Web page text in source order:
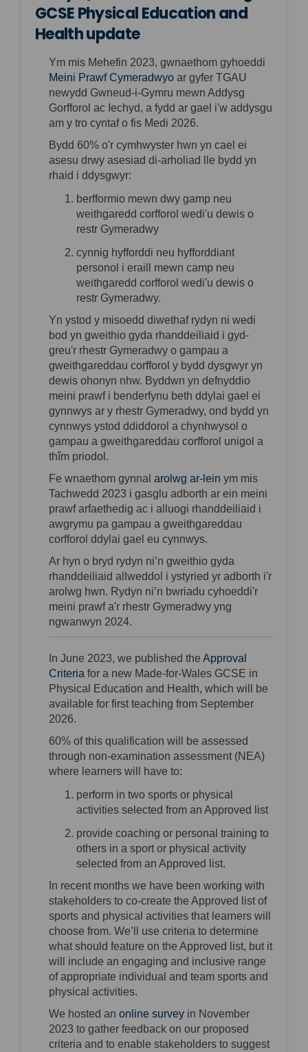
GCSE Physical Education and
Health update
Ym mis Mehefin 2023, gwnaethom gyhoeddi
Meini Prawf Cymeradwyo(External link)
ar gyfer TGAU
newydd Gwneud-i-Gymru mewn Addysg
Gorfforol ac Iechyd, a fydd ar gael i'w addysgu
am y tro cyntaf o fis Medi 2026.
Bydd 60% o'r cymhwyster hwn yn cael ei
asesu drwy asesiad di-arholiad lle bydd yn
rhaid i ddysgwyr:
berfformio mewn dwy gamp neu
weithgaredd corfforol wedi'u dewis o
restr Gymeradwy
cynnig hyfforddi neu hyfforddiant
personol i eraill mewn camp neu
weithgaredd corfforol wedi'u dewis o
restr Gymeradwy.
Yn ystod y misoedd diwethaf rydyn ni wedi
bod yn gweithio gyda rhanddeiliaid i gyd-
greu'r rhestr Gymeradwy o gampau a
gweithgareddau corfforol y bydd dysgwyr yn
dewis ohonyn nhw. Byddwn yn defnyddio
meini prawf i benderfynu beth ddylai gael ei
gynnwys ar y rhestr Gymeradwy, ond bydd yn
cynnwys ystod ddiddorol a chynhwysol o
gampau a gweithgareddau corfforol unigol a
thîm priodol.
Fe wnaethom gynnal arolwg ar-lein ym mis
Tachwedd 2023 i gasglu adborth ar ein meini
prawf arfaethedig ac i alluogi rhanddeiliaid i
awgrymu pa gampau a gweithgareddau
corfforol ddylai gael eu cynnwys.
Ar hyn o bryd rydyn ni’n gweithio gyda
rhanddeiliaid allweddol i ystyried yr adborth i'r
arolwg hwn. Rydyn ni’n bwriadu cyhoeddi'r
meini prawf a'r rhestr Gymeradwy yng
ngwanwyn 2024.
In June 2023, we published the Approval
Criteria (External link)
for a new Made-for-Wales GCSE in
Physical Education and Health, which will be
available for first teaching from September
2026.
60% of this qualification will be assessed
through non-examination assessment (NEA)
where learners will have to:
perform in two sports or physical
activities selected from an Approved
list
provide coaching or personal training to
others in a sport or physical activity
selected from an Approved list.
In recent months we have been working with
stakeholders to co-create the Approved list of
sports and physical activities that learners will
choose from. We’ll use criteria to determine
what should feature on the Approved list, but it
will include an engaging and inclusive range
ofappropriate individual and team sports and
physical activities.
We hosted an online survey in November
2023 to gather feedback on our proposed
criteria and to enable stakeholders to suggest